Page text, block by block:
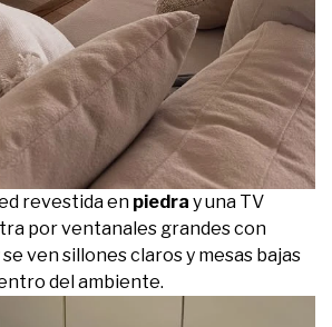
revestida en piedra y una TV
por ventanales grandes con
ven sillones claros y mesas bajas
del ambiente.